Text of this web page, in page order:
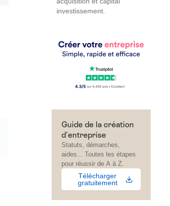
investissement.
Guide de la création
d'entreprise
Statuts, démarches,
aides... Toutes les étapes
pour réussir de A à Z.
Télécharger
gratuitement